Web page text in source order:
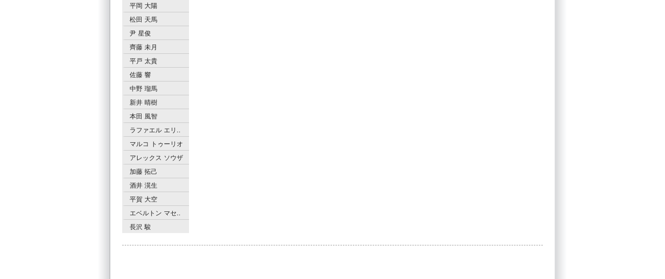
平岡 大陽
松田 天馬
尹 星俊
齊藤 未月
平戸 太貴
佐藤 響
中野 瑠馬
新井 晴樹
本田 風智
ラファエル エリ..
マルコ トゥーリオ
アレックス ソウザ
加藤 拓己
酒井 滉生
平賀 大空
エベルトン マセ..
長沢 駿